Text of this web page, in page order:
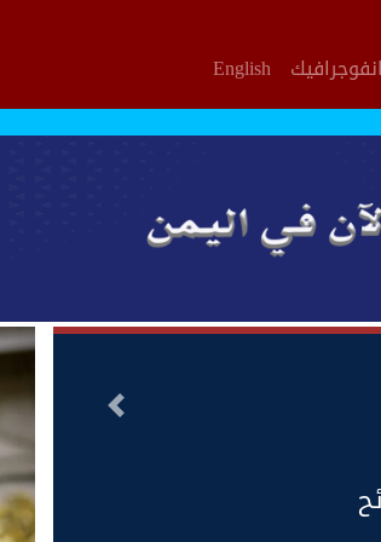
انفوجرافيك English
التالى